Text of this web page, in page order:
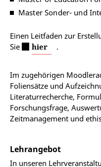
Master Sonder- und
Einen Leitfaden zur
Sie
hier .
Im zugehörigen
Foliensätze und
Literaturrecherche,
Forschungsfrage,
Zeitmanagement und
Lehrangebot
In unseren